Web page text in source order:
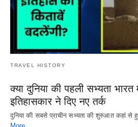
TRAVEL HISTORY
क्या दुनिया की पहली सभ्यता
इतिहासकार ने दिए नए तर्क
दुनिया की सबसे प्राचीन सभ्यता की शुरुआत कहां